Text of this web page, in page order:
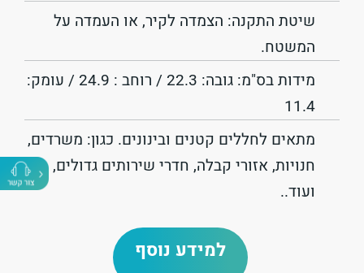
שיטת התקנה: הצמדה לקיר, או העמדה על
המשטח.
מידות בס"מ: גובה: 22.3 / רוחב : 24.9 / עומק:
11.4
מתאים לחללים קטנים ובינונים. כגון: משרדים,
חנויות, אזורי קבלה, חדרי שירותים גדולים,
ועוד..
למידע נוסף